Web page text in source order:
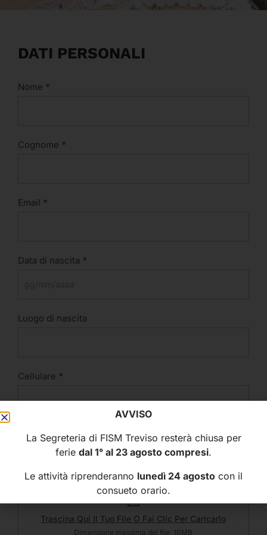
docenti
DATI PERSONALI
Nome *
Cognome *
Email *
Data di nascita *
Luogo di nascita
Cellulare *
Curriculum*
Trascina Qui Il Tuo File O Fai Clic Per Caricarlo
Dimensione massima del file: 10MB
AVVISO
La Segreteria di FISM Treviso resterà chiusa per
ferie dal 1° al 23 agosto compresi.
Le attività riprenderanno lunedì 24 agosto con il
consueto orario.